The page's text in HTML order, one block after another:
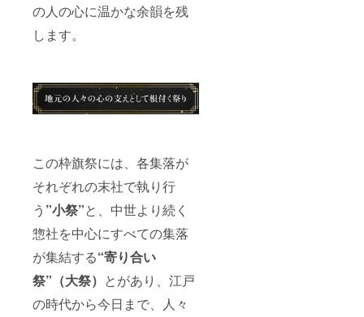
の人の心に温かな余韻を残
します。
この枠旗祭には、各集落が
それぞれの末社で執り行
う ”小祭”と、中世より続く
惣社を中心にすべての集落
が集結する“寄り合い
祭”（大祭） とがあり、江戸
の時代から今日まで、人々